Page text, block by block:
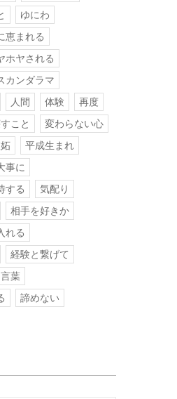
ゆにわ
恵まれる
ホヤされる
カンダラマ
人間 体験
再度
こと
変わらない心
平成生まれ
事に
する
気配り
相手を好きか
れる
経験と繋げて
言葉
諦めない